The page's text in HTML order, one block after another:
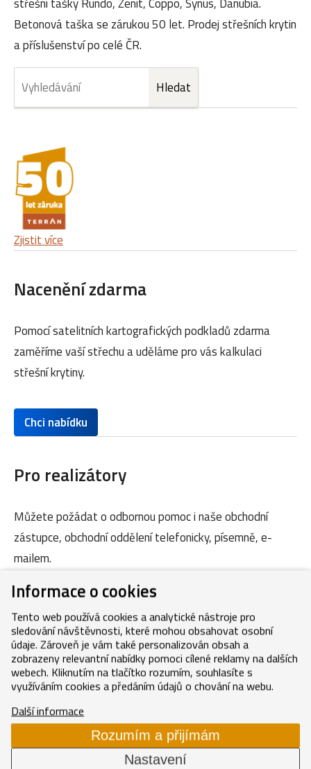
střešní tašky Rundo, Zenit, Coppo, Synus, Danubia.
Betonová taška se zárukou 50 let. Prodej střešních krytin
a příslušenství po celé ČR.
Zjistit více
Nacenění zdarma
Pomocí satelitních kartografických podkladů zdarma
zaměříme vaší střechu a uděláme pro vás kalkulaci
střešní krytiny.
Chci nabídku
Pro realizátory
Můžete požádat o odbornou pomoc i naše obchodní
zástupce, obchodní oddělení telefonicky, písemně, e-
mailem.
Copyright © 2026, MEDITERRAN CZ s.r.o.
Informace o cookies
Tento web používá cookies a analytické nástroje pro
sledování návštěvnosti, které mohou obsahovat osobní
údaje. Zároveň je vám také personalizován obsah a
zobrazeny relevantní nabídky pomoci cílené reklamy na dalších
webech. Kliknutím na tlačítko rozumím, souhlasíte s
využíváním cookies a předáním údajů o chování na webu.
Další informace
Rozumím a přijímám
Nastavení